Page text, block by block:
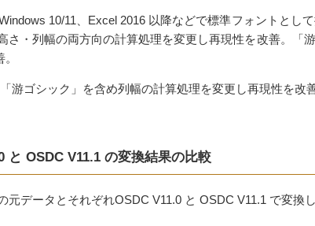
10/11、Excel 2016 以降などで標準フォントとし
さ・列幅の両方向の計算処理を変更し再現性を改善。「
游ゴシック」を含め列幅の計算処理を変更し再現性を改善
と OSDC V11.1 の変換結果の比較
元データとそれぞれOSDC V11.0 と OSDC V11.1 で変換